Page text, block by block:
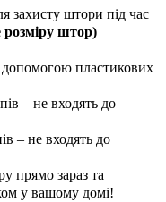
захисту штори під час
розміру штор)
допомогою пластикових
– не входять до
– не входять до
прямо зараз та
у вашому домі!